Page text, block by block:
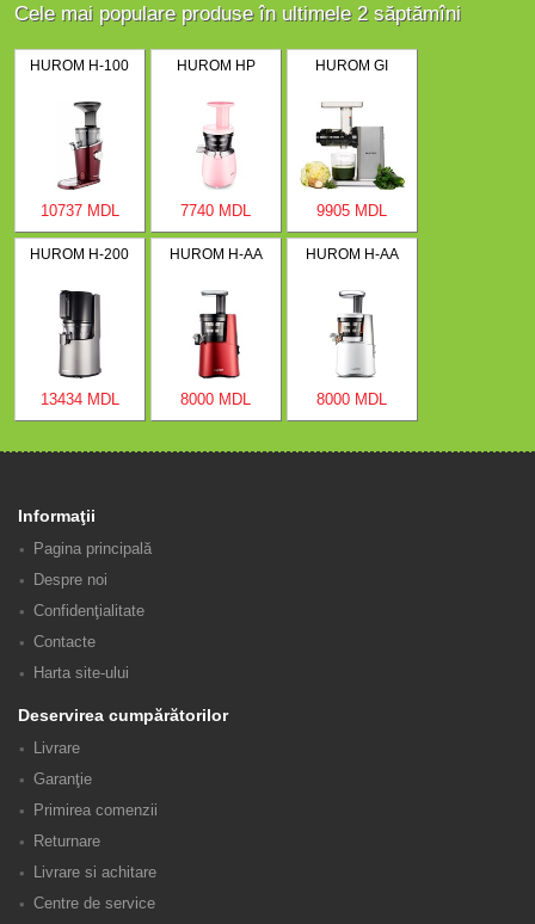
Cele mai populare produse în ultimele 2 săptămîni
HUROM H-100
10737 MDL
HUROM HP
7740 MDL
HUROM GI
9905 MDL
HUROM H-200
13434 MDL
HUROM H-AA
8000 MDL
HUROM H-AA
8000 MDL
Informaţii
Pagina principală
Despre noi
Confidenţialitate
Contacte
Harta site-ului
Deservirea cumpărătorilor
Livrare
Garanţie
Primirea comenzii
Returnare
Livrare si achitare
Centre de service